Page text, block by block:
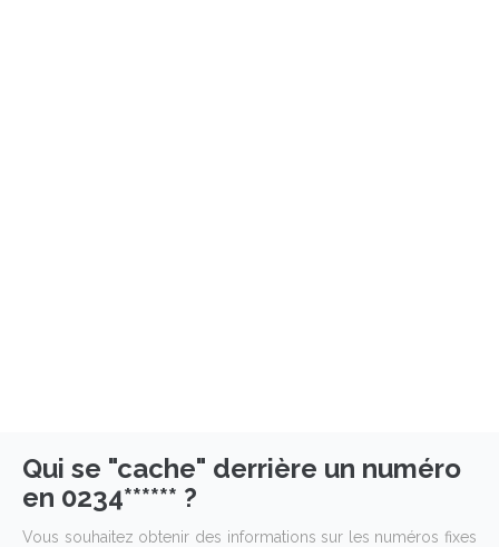
Qui se "cache" derrière un numéro
en 0234****** ?
Vous souhaitez obtenir des informations sur les numéros fixes